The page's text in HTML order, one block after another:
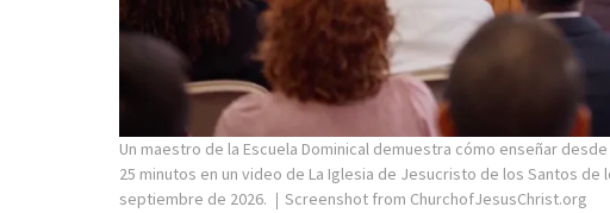
Un maestro de la Escuela Dominical demuestra cómo enseñar
25 minutos en un video de La Iglesia de Jesucristo de los Santos de
septiembre de 2026.
Screenshot from ChurchofJesusChrist.org